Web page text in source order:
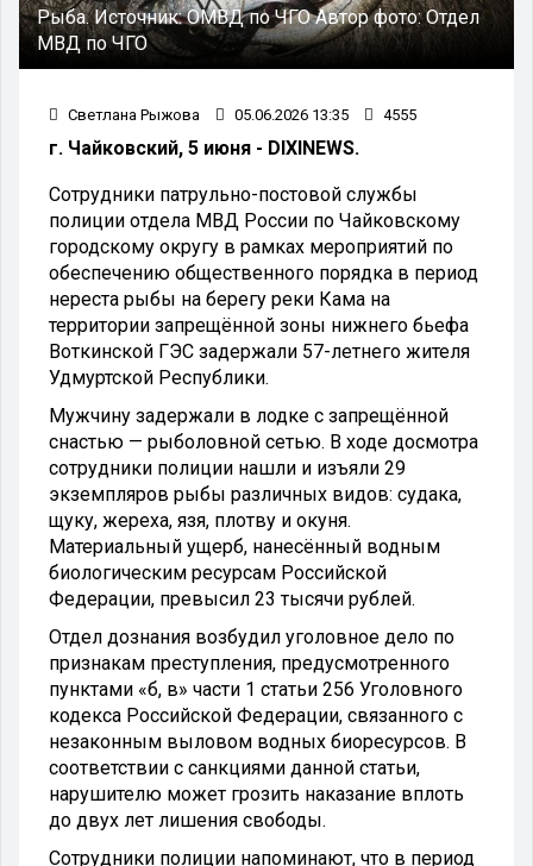
Рыба.Источник:ОМВД по ЧГОАвтор фото:Отдел
МВД по ЧГО
Светлана Рыжова 05.06.2026 13:35 4555
г. Чайковский, 5 июня - DIXINEWS.
Сотрудники патрульно-постовой службы
полиции отдела МВД России по Чайковскому
городскому округу в рамках мероприятий по
обеспечению общественного порядка в период
нереста рыбы на берегу реки Кама на
территории запрещённой зоны нижнего бьефа
Воткинской ГЭС задержали 57-летнего жителя
Удмуртской Республики.
Мужчину задержали в лодке с запрещённой
снастью — рыболовной сетью. В ходе досмотра
сотрудники полиции нашли и изъяли 29
экземпляров рыбы различных видов: судака,
щуку, жереха, язя, плотву и окуня.
Материальный ущерб, нанесённый водным
биологическим ресурсам Российской
Федерации, превысил 23 тысячи рублей.
Отдел дознания возбудил уголовное дело по
признакам преступления, предусмотренного
пунктами «б, в» части 1 статьи 256 Уголовного
кодекса Российской Федерации, связанного с
незаконным выловом водных биоресурсов. В
соответствии с санкциями данной статьи,
нарушителю может грозить наказание вплоть
до двух лет лишения свободы.
Сотрудники полиции напоминают, что в период